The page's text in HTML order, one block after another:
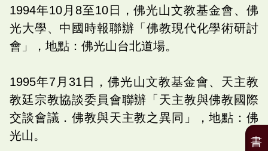
1994年10月8至10日，佛光山文教基金會、佛
光大學、中國時報聯辦「佛教現代化學術研討
會」，地點：佛光山台北道場。
1995年7月31日，佛光山文教基金會、天主教
教廷宗教協談委員會聯辦「天主教與佛教國際
交談會議．佛教與天主教之異同」，地點：佛
光山。
書